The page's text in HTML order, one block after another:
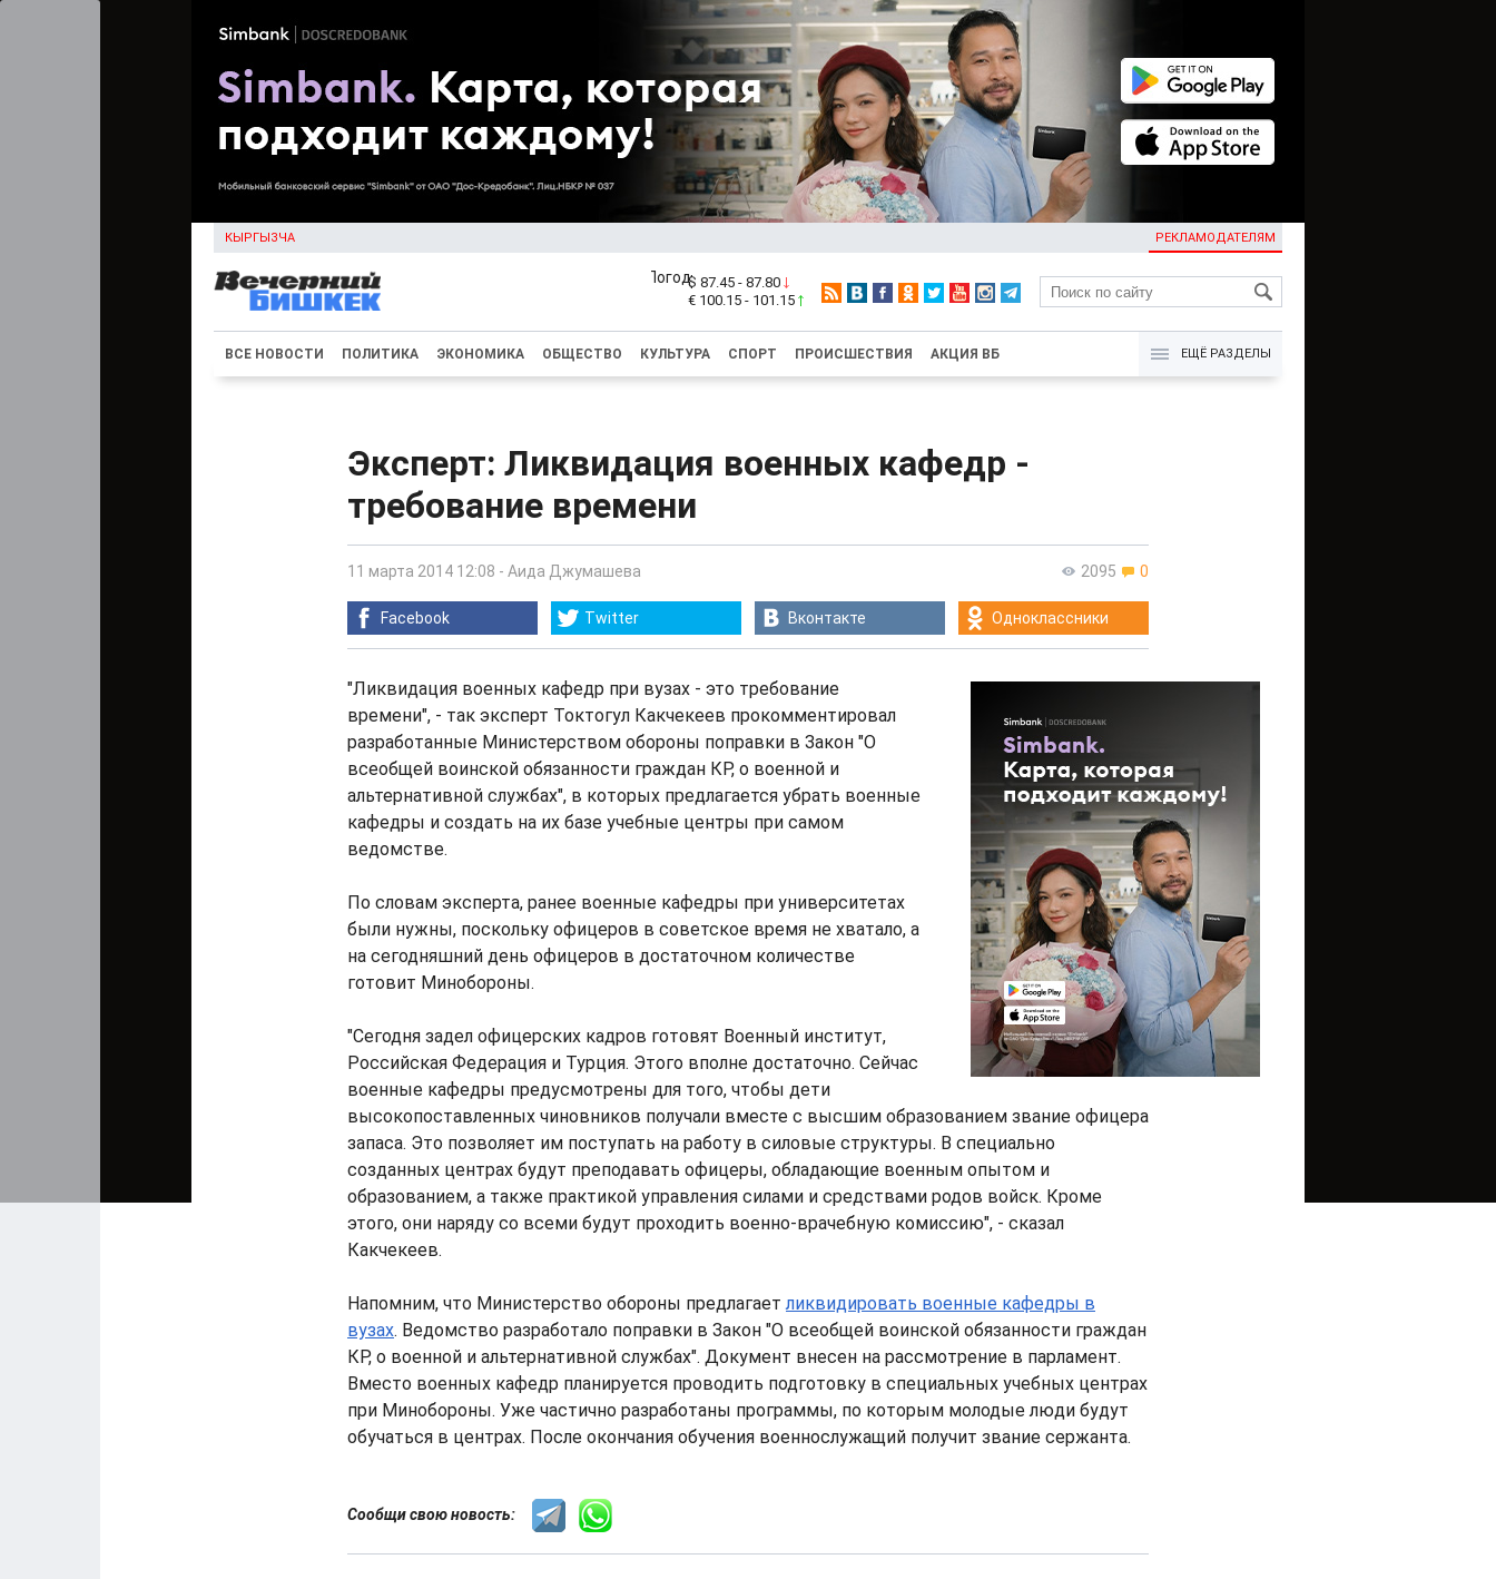
КЫРГЫЗЧА РЕКЛАМОДАТЕЛЯМ
KG
$ 87.45 - 87.80
€ 100.15 - 101.15
ВСЕ НОВОСТИ ПОЛИТИКА ЭКОНОМИКА ОБЩЕСТВО КУЛЬТУРА СПОРТ ПРОИСШЕСТВИЯ АКЦИЯ ВБ ЕЩЁ РАЗДЕЛЫ
Эксперт: Ликвидация военных кафедр -
требование времени
2095 0
11 марта 2014 12:08 - Аида Джумашева
Facebook Twitter Вконтакте Одноклассники
"Ликвидация военных кафедр при вузах - это требование
времени", - так эксперт Токтогул Какчекеев прокомментировал
разработанные Министерством обороны поправки в Закон "О
всеобщей воинской обязанности граждан КР, о военной и
альтернативной службах", в которых предлагается убрать военные
кафедры и создать на их базе учебные центры при самом
ведомстве.
По словам эксперта, ранее военные кафедры при университетах
были нужны, поскольку офицеров в советское время не хватало, а
на сегодняшний день офицеров в достаточном количестве
готовит Минобороны.
"Сегодня задел офицерских кадров готовят Военный институт,
Российская Федерация и Турция. Этого вполне достаточно. Сейчас
военные кафедры предусмотрены для того, чтобы дети
высокопоставленных чиновников получали вместе с высшим образованием звание офицера
запаса. Это позволяет им поступать на работу в силовые структуры. В специально
созданных центрах будут преподавать офицеры, обладающие военным опытом и
образованием, а также практикой управления силами и средствами родов войск. Кроме
этого, они наряду со всеми будут проходить военно-врачебную комиссию", - сказал
Какчекеев.
Напомним, что Министерство обороны предлагаетликвидировать военные кафедры в
вузах. Ведомство разработало поправки в Закон "О всеобщей воинской обязанности граждан
КР, о военной и альтернативной службах". Документ внесен на рассмотрение в парламент.
Вместо военных кафедр планируется проводить подготовку в специальных учебных центрах
при Минобороны. Уже частично разработаны программы, по которым молодые люди будут
обучаться в центрах. После окончания обучения военнослужащий получит звание сержанта.
Сообщи свою новость: